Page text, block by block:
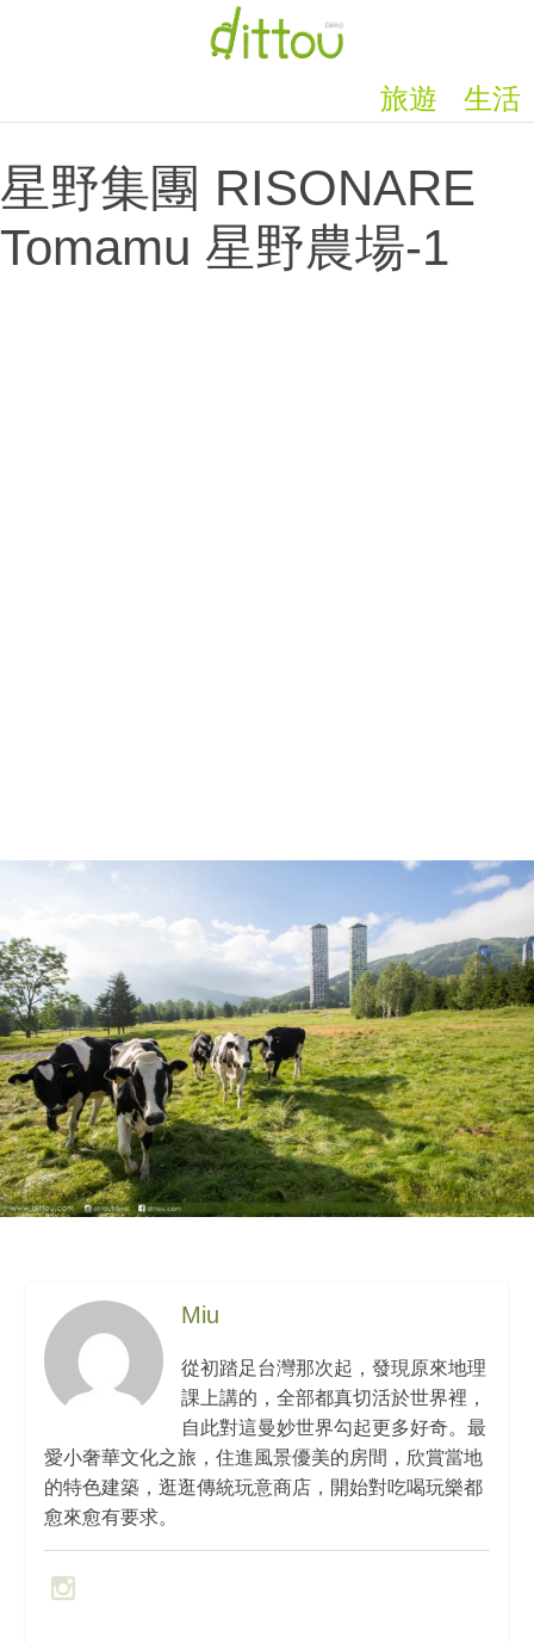
生活
旅遊
星野集團 RISONARE
Tomamu 星野農場‐1
Miu
從初踏足台灣那次起，發現原來地理
課上講的，全部都真切活於世界裡，
自此對這曼妙世界勾起更多好奇。最
愛小奢華文化之旅，住進風景優美的房間，欣賞當地
的特色建築，逛逛傳統玩意商店，開始對吃喝玩樂都
愈來愈有要求。